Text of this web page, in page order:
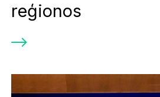
reģionos